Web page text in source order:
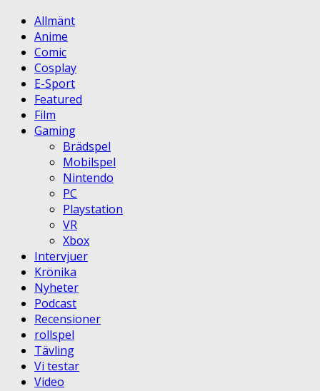
Allmänt
Anime
Comic
Cosplay
E-Sport
Featured
Film
Gaming
Brädspel
Mobilspel
Nintendo
PC
Playstation
VR
Xbox
Intervjuer
Krönika
Nyheter
Podcast
Recensioner
rollspel
Tävling
Vi testar
Video